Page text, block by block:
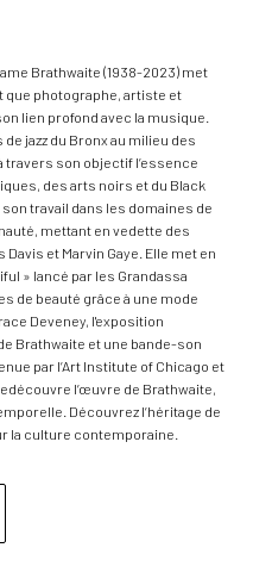
Brathwaite (1938-2023) met
photographe, artiste et
lien profond avec la musique.
jazz du Bronx au milieu des
travers son objectif l’essence
des arts noirs et du Black
travail dans les domaines de
mettant en vedette des
et Marvin Gaye. Elle met en
» lancé par les Grandassa
de beauté grâce à une mode
Deveney, l'exposition
Brathwaite et une bande-son
par l’Art Institute of Chicago et
l’œuvre de Brathwaite,
Découvrez l’héritage de
la culture contemporaine.